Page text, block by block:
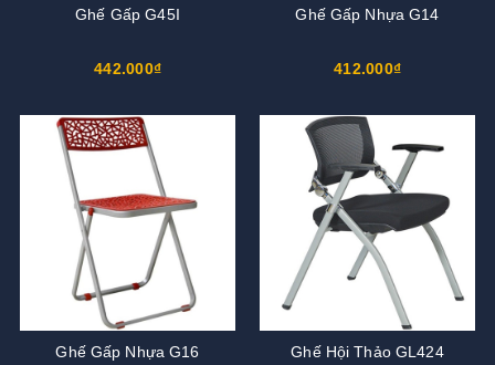
Ghế Gấp G45I
442.000₫
Ghế Gấp Nhựa G14
412.000₫
Ghế Gấp Nhựa G16 Ghế Hội Thảo GL424